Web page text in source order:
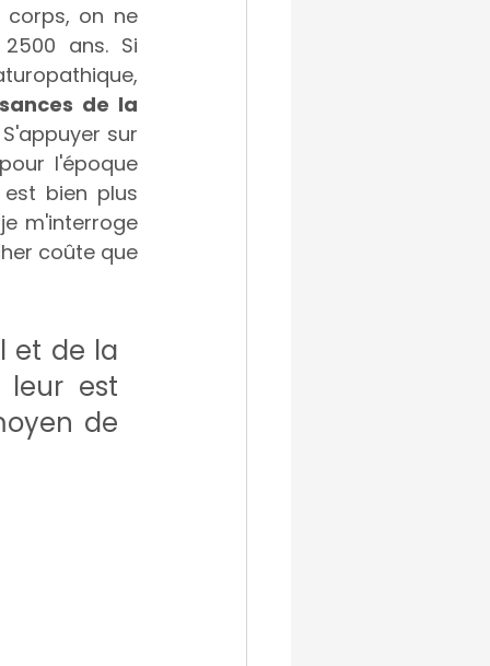
corps, on ne
ans. Si
de la
sur
l'époque
bien plus
m'interroge
coûte que
et de la
leur est
de